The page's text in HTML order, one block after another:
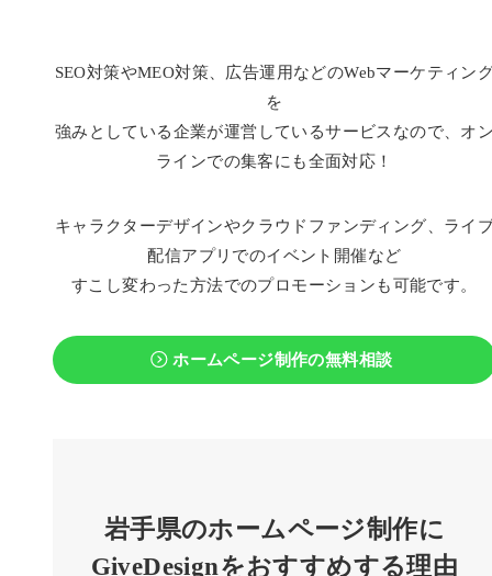
SEO対策やMEO対策、広告運用などのWebマーケティン
を
強みとしている企業が運営しているサービスなので、オ
ラインでの集客にも全面対応！
キャラクターデザインやクラウドファンディング、ライ
配信アプリでのイベント開催など
すこし変わった方法でのプロモーションも可能です。
ホームページ制作の無料相談
岩手県のホームページ制作に
GiveDesignをおすすめする理由